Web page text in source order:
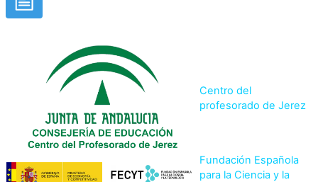
Centro del
profesorado de Jerez
Fundación Española
para la Ciencia y la